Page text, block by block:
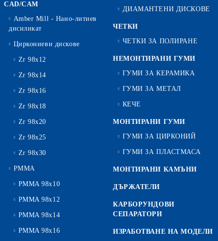
CAD/CAM
Amber Mill - Нано-литиев
дисиликат
Циркониеви дискове
Zr 98x12
Zr 98x14
Zr 98x16
Zr 98x18
Zr 98x20
Zr 98x25
Zr 98x30
PMMA
PMMA 98x10
PMMA 98x12
PMMA 98x14
PMMA 98x16
ДИАМАНТЕНИ ДИСКОВЕ
ЧЕТКИ
ЧЕТКИ ЗА ПОЛИРАНЕ
НЕМОНТИРАНИ ГУМИ
ГУМИ ЗА КЕРАМИКА
ГУМИ ЗА МЕТАЛ
КЕЧЕ
МОНТИРАНИ ГУМИ
ГУМИ ЗА ЦИРКОНИЙ
ГУМИ ЗА ПЛАСТМАСА
МОНТИРАНИ КАМЪНИ
ДЪРЖАТЕЛИ
КАРБОРУНДОВИ
СЕПАРАТОРИ
ИЗРАБОТВАНЕ НА МОДЕЛИ